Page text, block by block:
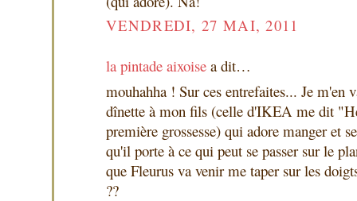
VENDREDI, 27 MAI, 2011
la pintade aixoise a dit…
mouhahha ! Sur ces entrefaites... Je m'en
dînette à mon fils (celle d'IKEA me dit
première grossesse) qui adore manger et
qu'il porte à ce qui peut se passer sur le
que Fleurus va venir me taper sur les
??